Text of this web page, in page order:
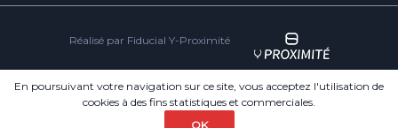
Réalisé par Fiducial Y-Proximité
Mentions légales
Conditions Générales de Vente
En poursuivant votre navigation sur ce site, vous acceptez l'utilisation de
cookies à des fins statistiques et commerciales.
OK